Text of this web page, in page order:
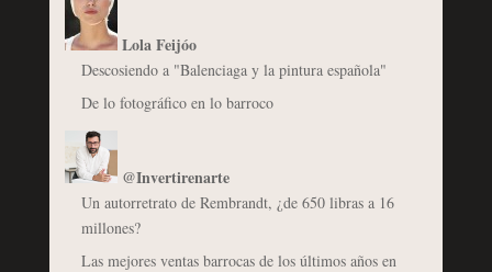
Lola Feijóo
Descosiendo a "Balenciaga y la pintura española"
De lo fotográfico en lo barroco
@Invertirenarte
Un autorretrato de Rembrandt, ¿de 650 libras a 16
millones?
Las mejores ventas barrocas de los últimos años en